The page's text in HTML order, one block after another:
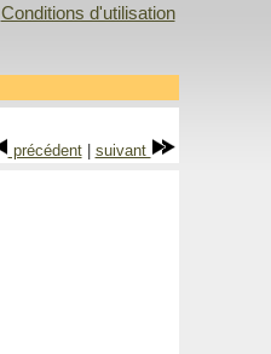
Conditions d'utilisation
précédent| suivant